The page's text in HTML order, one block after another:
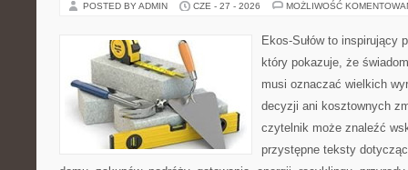
POSTED BY ADMIN CZE - 27 - 2026 MOŻLIWOŚĆ
Ekos-Sułów to inspirujący
który pokazuje, że
musi oznaczać wielkich
decyzji ani kosztownych
czytelnik może znaleźć
przystępne teksty